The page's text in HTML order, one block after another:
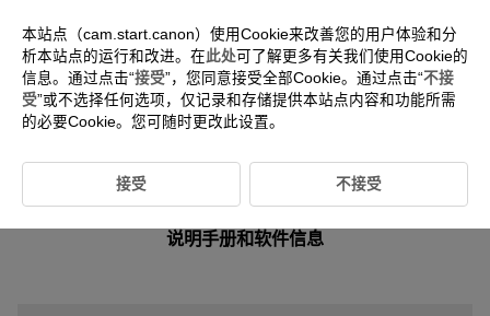
-- 选择地区/国家 -- 中文(简体字)
对于使用 的客户
说明手册和软件信息
本站点（cam.start.canon）使用Cookie来改善您的用户体验和分
析本站点的运行和改进。在此处可了解更多有关我们使用Cookie的
信息。通过点击“接受”，您同意接受全部Cookie。通过点击“不接
受”或不选择任何选项，仅记录和存储提供本站点内容和功能所需
的必要Cookie。您可随时更改此设置。
接受 不接受